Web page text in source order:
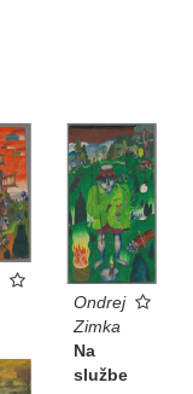
Ondrej
Zimka
Na
službe